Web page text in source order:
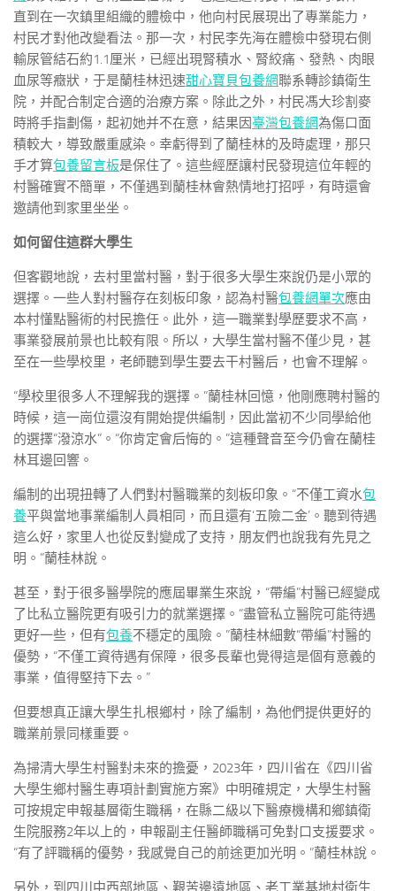
直到在一次鎮里組織的體檢中，他向村民展現出了專業能力，
村民才對他改變看法。那一次，村民李先海在體檢中發現右側
輸尿管結石約1.1厘米，已經出現腎積水、腎絞痛、發熱、肉眼
血尿等癥狀，于是蘭桂林迅速甜心寶貝包養網聯系轉診鎮衛生
院，并配合制定合適的治療方案。除此之外，村民馮大珍割麥
時將手指劃傷，起初她并不在意，結果因臺灣包養網為傷口面
積較大，導致嚴重感染。幸虧得到了蘭桂林的及時處理，那只
手才算包養留言板是保住了。這些經歷讓村民發現這位年輕的
村醫確實不簡單，不僅遇到蘭桂林會熱情地打招呼，有時還會
邀請他到家里坐坐。
如何留住這群大學生
但客觀地說，去村里當村醫，對于很多大學生來說仍是小眾的
選擇。一些人對村醫存在刻板印象，認為村醫包養網單次應由
本村懂點醫術的村民擔任。此外，這一職業對學歷要求不高，
事業發展前景也比較有限。所以，大學生當村醫不僅少見，甚
至在一些學校里，老師聽到學生要去干村醫后，也會不理解。
“學校里很多人不理解我的選擇。”蘭桂林回憶，他剛應聘村醫的
時候，這一崗位還沒有開始提供編制，因此當初不少同學給他
的選擇“潑涼水”。“你肯定會后悔的。”這種聲音至今仍會在蘭桂
林耳邊回響。
編制的出現扭轉了人們對村醫職業的刻板印象。“不僅工資水包
養平與當地事業編制人員相同，而且還有‘五險二金’。聽到待遇
這么好，家里人也從反對變成了支持，朋友們也說我有先見之
明。”蘭桂林說。
甚至，對于很多醫學院的應屆畢業生來說，“帶編”村醫已經變成
了比私立醫院更有吸引力的就業選擇。“盡管私立醫院可能待遇
更好一些，但有包養不穩定的風險。”蘭桂林細數“帶編”村醫的
優勢，“不僅工資待遇有保障，很多長輩也覺得這是個有意義的
事業，值得堅持下去。”
但要想真正讓大學生扎根鄉村，除了編制，為他們提供更好的
職業前景同樣重要。
為掃清大學生村醫對未來的擔憂，2023年，四川省在《四川省
大學生鄉村醫生專項計劃實施方案》中明確規定，大學生村醫
可按規定申報基層衛生職稱，在縣二級以下醫療機構和鄉鎮衛
生院服務2年以上的，申報副主任醫師職稱可免對口支援要求。
“有了評職稱的優勢，我感覺自己的前途更加光明。”蘭桂林說。
另外，到四川中西部地區、艱苦邊遠地區、老工業基地村衛生